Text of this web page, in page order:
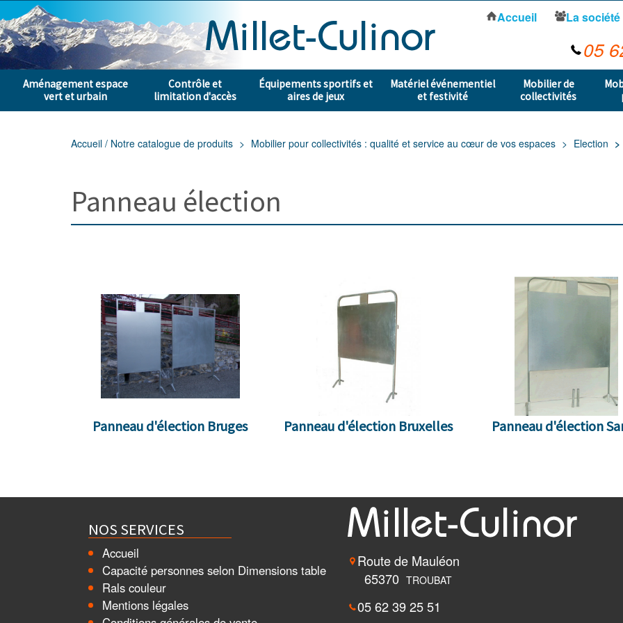
Aménagement espace
vert et urbain
Contrôle et
limitation d'accès
Équipements sportifs et
aires de jeux
Matériel événementiel
et festivité
Mobilier de
collectivités
Accueil La société
05
Accueil / Notre catalogue de produits Mobilier pour collectivités : qualité et service au cœur de vos espaces Election
Panneau élection
Panneau d'élection Bruges Panneau d'élection Bruxelles Panneau d'élection
Route de Mauléon
65370 TROUBAT
05 62 39 25 51
NOS SERVICES
Accueil
Capacité personnes selon Dimensions table
Rals couleur
Mentions légales